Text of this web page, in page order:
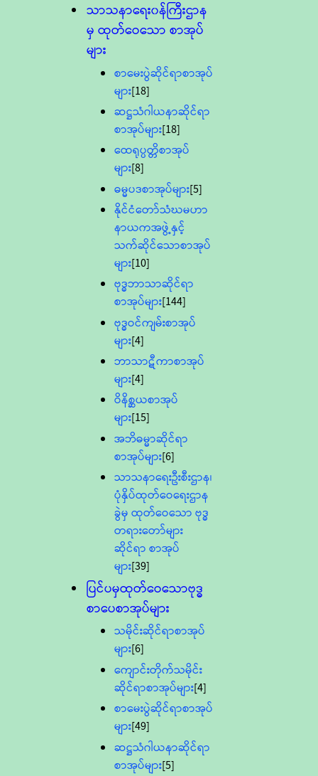
သာသနာရေး၀န်ကြီးဌာန
မှ ထုတ်ဝေသော စာအုပ်
များ
စာမေးပွဲဆိုင်ရာစာအုပ်
များ[18]
ဆဋ္ဌသံဂါယနာဆိုင်ရာ
စာအုပ်များ[18]
ထေရုပ္ပတ္တိစာအုပ်
များ[8]
ဓမ္မပဒစာအုပ်များ[5]
နိုင်ငံတော်သံဃမဟာ
နာယကအဖွဲ့နှင့်
သက်ဆိုင်သောစာအုပ်
များ[10]
ဗုဒ္ဓဘာသာဆိုင်ရာ
စာအုပ်များ[144]
ဗုဒ္ဓဝင်ကျမ်းစာအုပ်
များ[4]
ဘာသာဋီကာစာအုပ်
များ[4]
ဝိနိစ္ဆယစာအုပ်
များ[15]
အဘိဓမ္မာဆိုင်ရာ
စာအုပ်များ[6]
သာသနာရေးဦးစီးဌာန၊
ပုံနှိပ်ထုတ်ဝေရေးဌာန
ခွဲမှ ထုတ်ဝေသော ဗုဒ္ဓ
တရားတော်များ
ဆိုင်ရာ စာအုပ်
များ[39]
ပြင်ပမှထုတ်ဝေသောဗုဒ္ဓ
စာပေစာအုပ်များ
သမိုင်းဆိုင်ရာစာအုပ်
များ[6]
ကျောင်းတိုက်သမိုင်း
ဆိုင်ရာစာအုပ်များ[4]
စာမေးပွဲဆိုင်ရာစာအုပ်
များ[49]
ဆဋ္ဌသံဂါယနာဆိုင်ရာ
စာအုပ်များ[5]